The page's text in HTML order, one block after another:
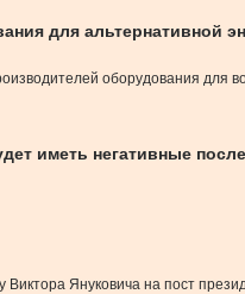
для альтернативной
оборудования для
иметь негативные
Виктора Януковича на пост